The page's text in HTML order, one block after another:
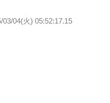
03/04(火) 05:52:17.15